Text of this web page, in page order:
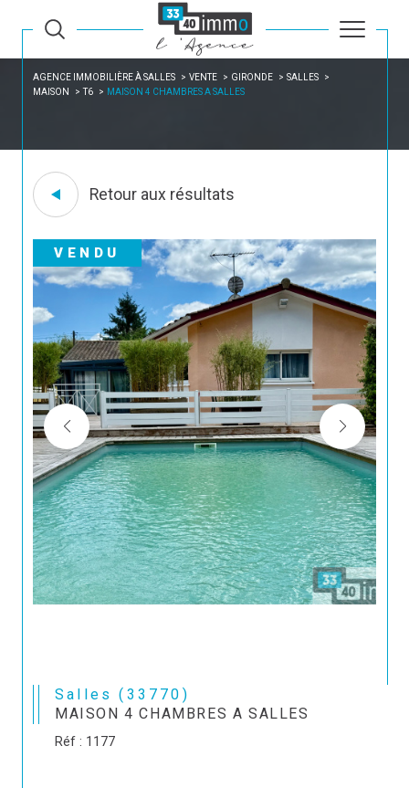
AGENCE IMMOBILIÈRE À SALLES VENTE GIRONDE
SALLES
MAISON
T6 MAISON 4 CHAMBRES A SALLES
Retour aux résultats
VENDU
Salles (33770)
MAISON 4 CHAMBRES A SALLES
Réf : 1177